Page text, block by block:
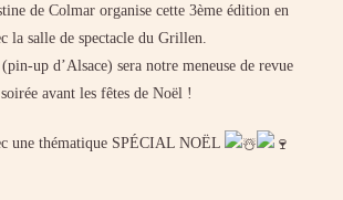
de Colmar organise cette 3ème édition en
la salle de spectacle du Grillen.
(pin-up d’Alsace) sera notre meneuse de revue
avant les fêtes de Noël !
une thématique SPÉCIAL NOËL